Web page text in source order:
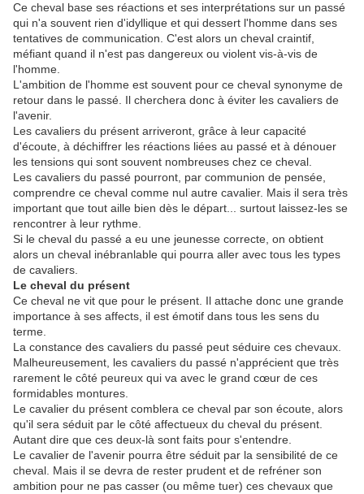
Ce cheval base ses réactions et ses interprétations sur un passé
qui n'a souvent rien d'idyllique et qui dessert l'homme dans ses
tentatives de communication. C'est alors un cheval craintif,
méfiant quand il n'est pas dangereux ou violent vis-à-vis de
l'homme.
L'ambition de l'homme est souvent pour ce cheval synonyme de
retour dans le passé. Il cherchera donc à éviter les cavaliers de
l'avenir.
Les cavaliers du présent arriveront, grâce à leur capacité
d'écoute, à déchiffrer les réactions liées au passé et à dénouer
les tensions qui sont souvent nombreuses chez ce cheval.
Les cavaliers du passé pourront, par communion de pensée,
comprendre ce cheval comme nul autre cavalier. Mais il sera très
important que tout aille bien dès le départ... surtout laissez-les se
rencontrer à leur rythme.
Si le cheval du passé a eu une jeunesse correcte, on obtient
alors un cheval inébranlable qui pourra aller avec tous les types
de cavaliers.
Le cheval du présent
Ce cheval ne vit que pour le présent. Il attache donc une grande
importance à ses affects, il est émotif dans tous les sens du
terme.
La constance des cavaliers du passé peut séduire ces chevaux.
Malheureusement, les cavaliers du passé n'apprécient que très
rarement le côté peureux qui va avec le grand cœur de ces
formidables montures.
Le cavalier du présent comblera ce cheval par son écoute, alors
qu'il sera séduit par le côté affectueux du cheval du présent.
Autant dire que ces deux-là sont faits pour s'entendre.
Le cavalier de l'avenir pourra être séduit par la sensibilité de ce
cheval. Mais il se devra de rester prudent et de refréner son
ambition pour ne pas casser (ou même tuer) ces chevaux que